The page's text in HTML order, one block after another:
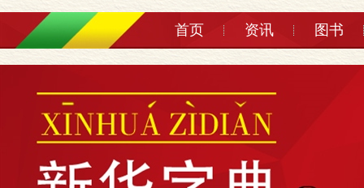
首页 资讯 图书